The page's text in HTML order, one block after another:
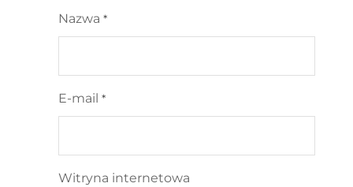
Nazwa *
E-mail *
Witryna internetowa